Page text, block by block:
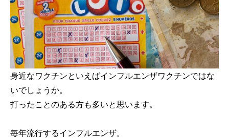
身近なワクチンといえばインフルエンザワクチンではな
いでしょうか。
打ったことのある方も多いと思います。
毎年流行するインフルエンザ。